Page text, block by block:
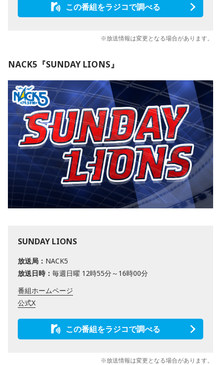
この番組をラジコで調べる
※放送情報は変更となる場合があります。
NACK5『SUNDAY LIONS』
SUNDAY LIONS
放送局： NACK5
放送日時： 毎週日曜 12時55分～16時00分
番組ホームページ
公式X
この番組をラジコで調べる
※放送情報は変更となる場合があります。